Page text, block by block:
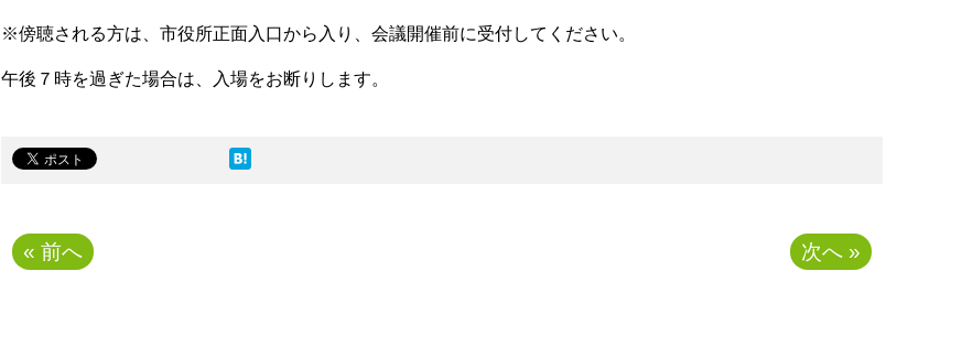
※傍聴される方は、市役所正面入口から入り、会議開催前に受付してください。
午後７時を過ぎた場合は、入場をお断りします。
« 前へ 次へ »